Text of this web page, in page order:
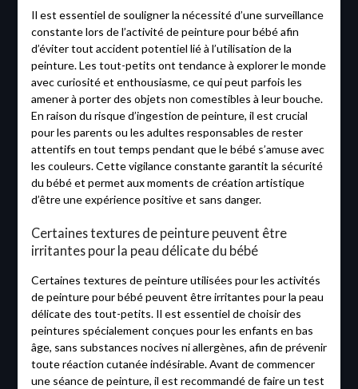
Il est essentiel de souligner la nécessité d’une surveillance
constante lors de l’activité de peinture pour bébé afin
d’éviter tout accident potentiel lié à l’utilisation de la
peinture. Les tout-petits ont tendance à explorer le monde
avec curiosité et enthousiasme, ce qui peut parfois les
amener à porter des objets non comestibles à leur bouche.
En raison du risque d’ingestion de peinture, il est crucial
pour les parents ou les adultes responsables de rester
attentifs en tout temps pendant que le bébé s’amuse avec
les couleurs. Cette vigilance constante garantit la sécurité
du bébé et permet aux moments de création artistique
d’être une expérience positive et sans danger.
Certaines textures de peinture peuvent être
irritantes pour la peau délicate du bébé
Certaines textures de peinture utilisées pour les activités
de peinture pour bébé peuvent être irritantes pour la peau
délicate des tout-petits. Il est essentiel de choisir des
peintures spécialement conçues pour les enfants en bas
âge, sans substances nocives ni allergènes, afin de prévenir
toute réaction cutanée indésirable. Avant de commencer
une séance de peinture, il est recommandé de faire un test